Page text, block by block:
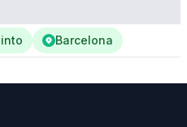
Barcelona